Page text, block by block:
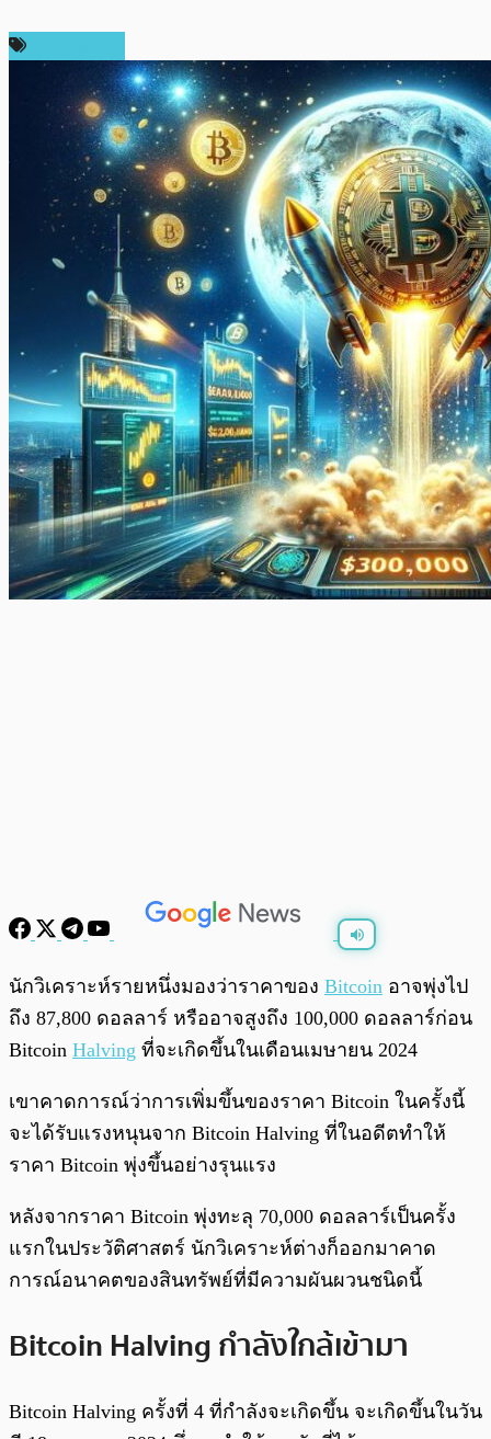
พร้อมเล่น 0:00
นักวิเคราะห์รายหนึ่งมองว่าราคาของ Bitcoin อาจพุ่งไป
ถึง 87,800 ดอลลาร์ หรืออาจสูงถึง 100,000 ดอลลาร์ก่อน
Bitcoin Halving ที่จะเกิดขึ้นในเดือนเมษายน 2024
เขาคาดการณ์ว่าการเพิ่มขึ้นของราคา Bitcoin ในครั้งนี้
จะได้รับแรงหนุนจาก Bitcoin Halving ที่ในอดีตทำให้
ราคา Bitcoin พุ่งขึ้นอย่างรุนแรง
หลังจากราคา Bitcoin พุ่งทะลุ 70,000 ดอลลาร์เป็นครั้ง
แรกในประวัติศาสตร์ นักวิเคราะห์ต่างก็ออกมาคาด
การณ์อนาคตของสินทรัพย์ที่มีความผันผวนชนิดนี้
Bitcoin Halving กำลังใกล้เข้ามา
Bitcoin Halving ครั้งที่ 4 ที่กำลังจะเกิดขึ้น จะเกิดขึ้นในวัน